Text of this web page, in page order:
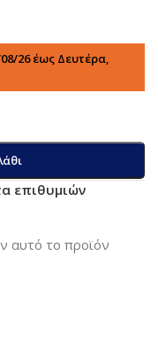
26 έως Δευτέρα,
επιθυμιών
αυτό το προϊόν